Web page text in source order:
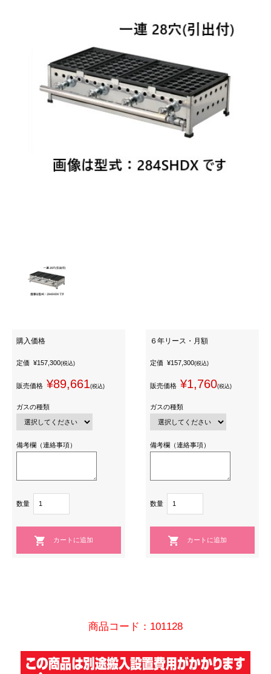
購入価格
定価 ¥157,300(税込)
販売価格 ¥89,661(税込)
ガスの種類
備考欄（連絡事項）
数量
６年リース・月額
定価 ¥157,300(税込)
販売価格 ¥1,760(税込)
ガスの種類
備考欄（連絡事項）
数量
商品コード：101128